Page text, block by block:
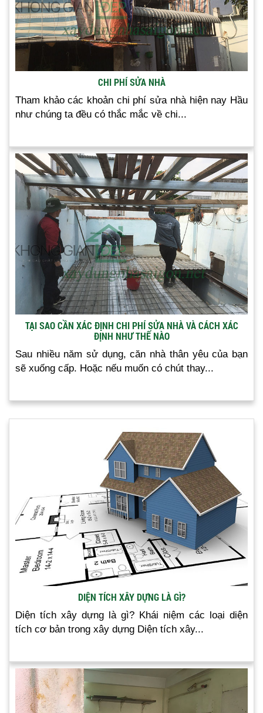
CHI PHÍ SỬA NHÀ
Tham khảo các khoản chi phí sửa nhà hiện nay Hầu
như chúng ta đều có thắc mắc về chi...
TẠI SAO CẦN XÁC ĐỊNH CHI PHÍ SỬA NHÀ VÀ CÁCH XÁC
ĐỊNH NHƯ THẾ NÀO
Sau nhiều năm sử dụng, căn nhà thân yêu của bạn
sẽ xuống cấp. Hoặc nếu muốn có chút thay...
DIỆN TÍCH XÂY DỰNG LÀ GÌ?
Diện tích xây dựng là gì? Khái niệm các loại diện
tích cơ bản trong xây dựng Diện tích xây...